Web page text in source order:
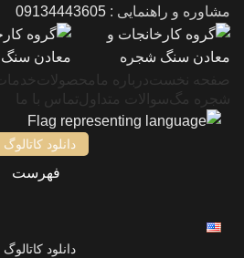
مشاوره و راهنمایی : 09134443605
صفحه نخستدرباره ما محصولات
شجره مگ سوالات متداول تماس با ما
دانلود کاتالوگ
فهرست
دانلود کاتالوگ